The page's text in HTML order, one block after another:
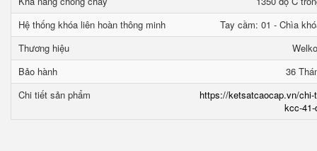
Hệ thống khóa liên hoàn thông minh
Tay cầm: 01 - Chìa
Thương hiệu
Welko
Bảo hành
36
Chi tiết sản phẩm
https://ketsatcaocap.vn/
kcc-